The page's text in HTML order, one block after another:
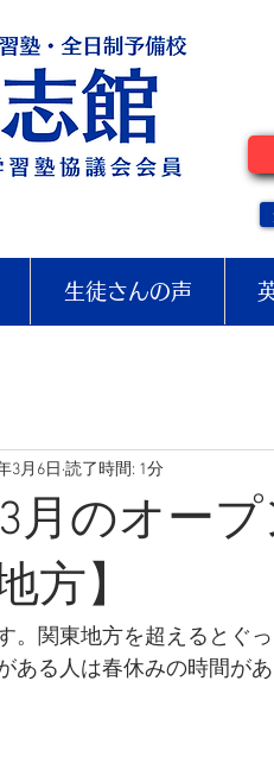
生徒さんの声
のオープ
方】
3月6日 読了時間: 1分
。関東地方を超えるとぐ
ある人は春休みの時間が